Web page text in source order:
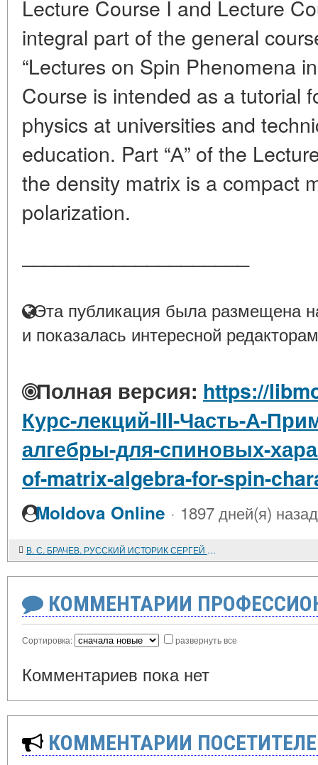
Lecture Course I and Lecture
integral part of the general
“Lectures on Spin Phenomena
Course is intended as a tutorial
physics at universities and
education. Part “А” of the
the density matrix is a compact
polarization.
Эта публикация была размещена
и показалась интересной
Полная версия: https://
Курс-лекций-III-Часть-А-
алгебры-для-спиновых-
of-matrix-algebra-for-spin-
Moldova Online · 1897 дней(я) назад
В. С. БРАЧЕВ. РУССКИЙ ИСТОРИК СЕРГЕЙ ФЕДОРОВИЧ ПЛАТОНОВ
КОММЕНТАРИИ
Сортировка: развернуть все
Комментариев пока нет
КОММЕНТАРИИ